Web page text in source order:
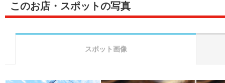
このお店・スポットの写真
スポット画像